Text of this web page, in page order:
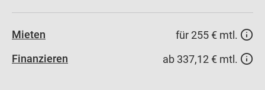
Mieten
für 255 € mtl.
Finanzieren
ab 337,12 € mtl.